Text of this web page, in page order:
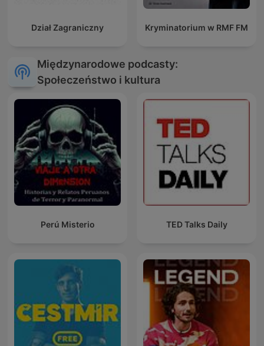
Dział Zagraniczny Kryminatorium w RMF FM
Międzynarodowe podcasty:
Społeczeństwo i kultura
Perú Misterio TED Talks Daily